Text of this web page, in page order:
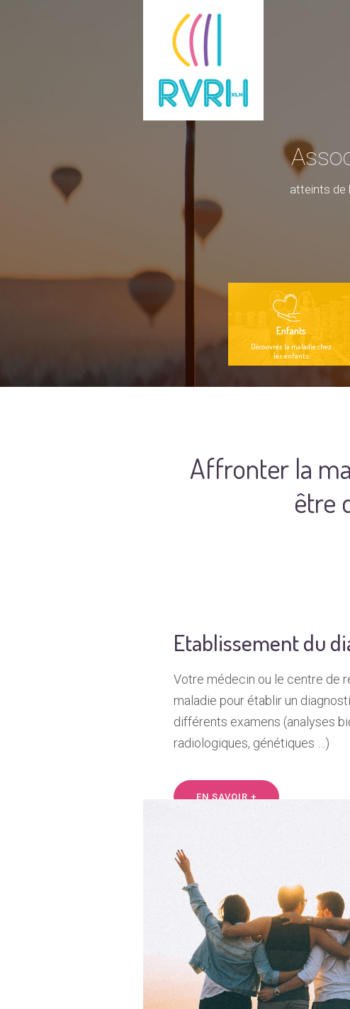
Découvrez la maladie chez
les enfants
Enfants
atteints de
Affronter la
être
Etablissement du
Votre médecin ou le centre de
maladie pour établir un
différents examens (analyses
radiologiques, génétiques …)
EN SAVOIR +